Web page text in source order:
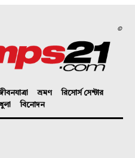
©
ভ্রমণ
রিসোর্স সেন্টার
বিনোদন